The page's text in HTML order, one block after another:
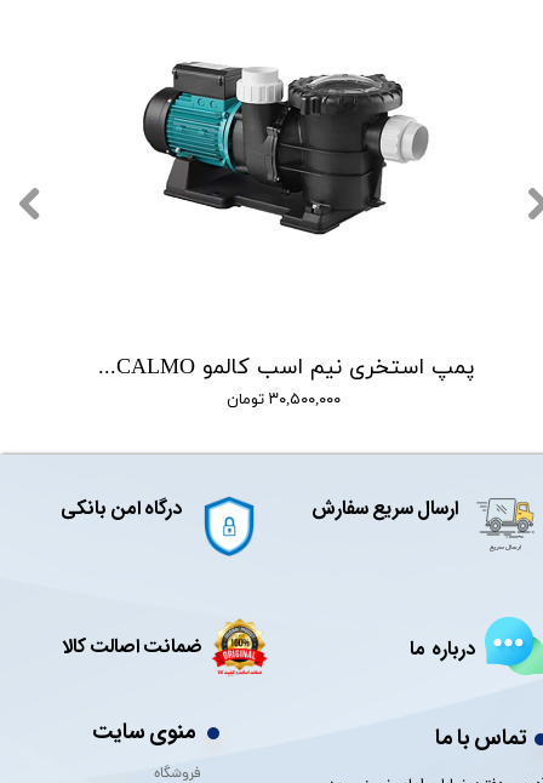
پمپ استخری نیم اسب کالمو CALMO مدل PROMAX075
۳۰,۵۰۰,۰۰۰ تومان
ارسال سریع سفارش
منوی سایت
فروشگاه
تماس با ما
درگاه امن بانکی
درباره ما ضمانت اصالت کالا